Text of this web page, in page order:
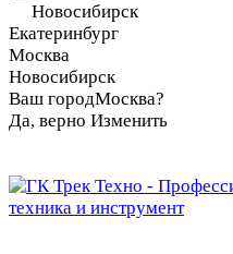
Новосибирск
Екатеринбург
Москва
Новосибирск
Ваш городМосква?
Да, верно Изменить